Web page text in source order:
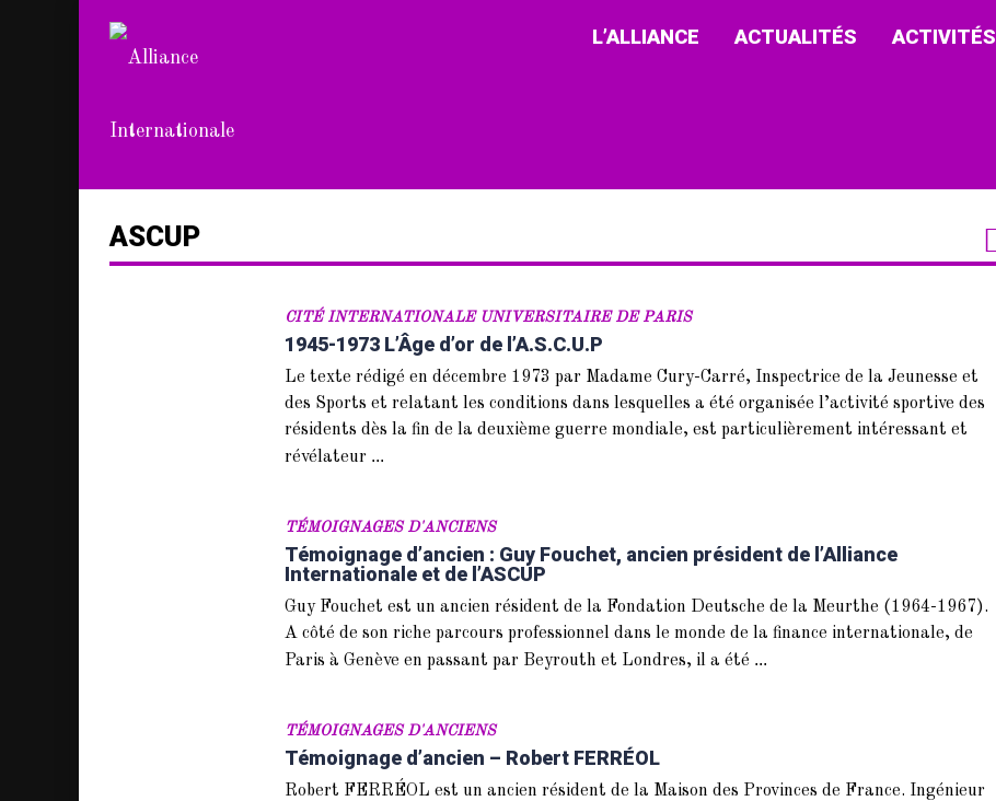
L’ALLIANCE ACTUALITÉS ACTIVITÉS
ASCUP
CITÉ INTERNATIONALE UNIVERSITAIRE DE PARIS
1945-1973 L’Âge d’or de l’A.S.C.U.P
Le texte rédigé en décembre 1973 par Madame Cury-Carré, Inspectrice de la Jeunesse et
des Sports et relatant les conditions dans lesquelles a été organisée l’activité sportive des
résidents dès la fin de la deuxième guerre mondiale, est particulièrement intéressant et
révélateur ...
TÉMOIGNAGES D'ANCIENS
Témoignage d’ancien : Guy Fouchet, ancien président de l’Alliance
Internationale et de l’ASCUP
Guy Fouchet est un ancien résident de la Fondation Deutsche de la Meurthe (1964-1967).
A côté de son riche parcours professionnel dans le monde de la finance internationale, de
Paris à Genève en passant par Beyrouth et Londres, il a été ...
TÉMOIGNAGES D'ANCIENS
Témoignage d’ancien – Robert FERRÉOL
Robert FERRÉOL est un ancien résident de la Maison des Provinces de France. Ingénieur